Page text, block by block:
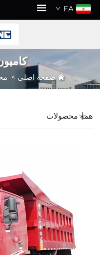
FA
صفحه اصلی >
همه محصولات